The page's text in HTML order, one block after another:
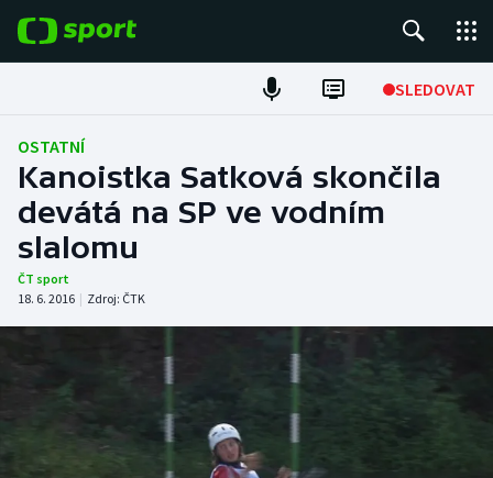
SLEDOVAT
Fotbal
Hokej
Tenis
Atletika
Americký fotbal
NEPŘEHLÉDNĚTE
OSTATNÍ
Kanoistka Satková skončila
devátá na SP ve vodním
slalomu
ČT sport
18. 6. 2016 | Zdroj: ČTK